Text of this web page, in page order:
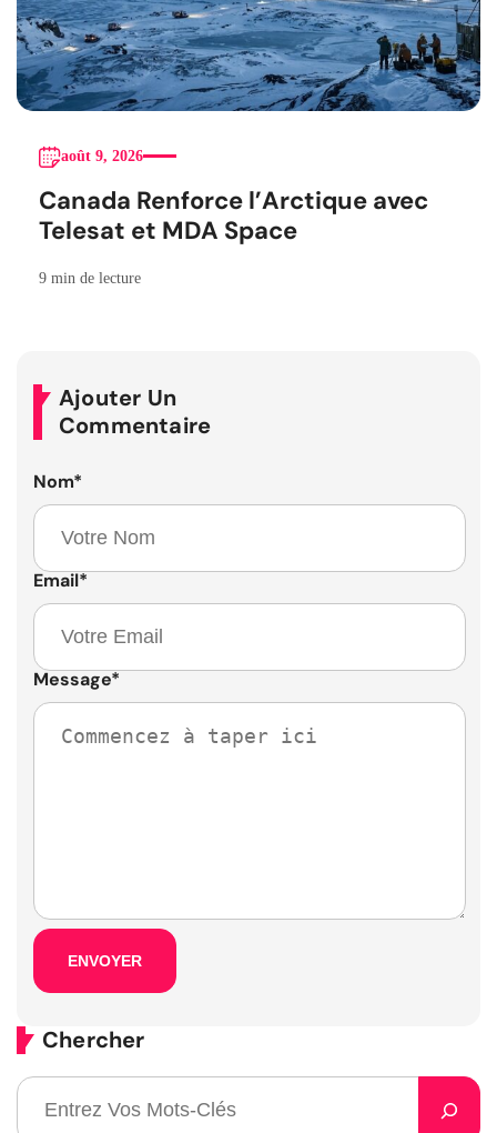
août 9, 2026
Canada Renforce l’Arctique avec
Telesat et MDA Space
9 min de lecture
Ajouter Un
Commentaire
Nom*
Email*
Message*
Chercher